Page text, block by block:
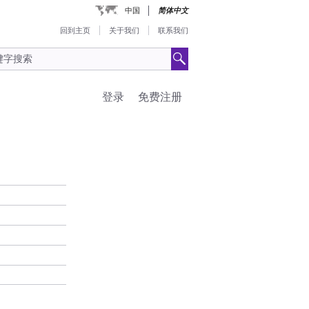
中国 简体中文
回到主页 关于我们 联系我们
免费注册
登录